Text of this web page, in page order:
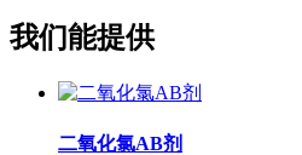
我们能提供
二氧化氯AB剂